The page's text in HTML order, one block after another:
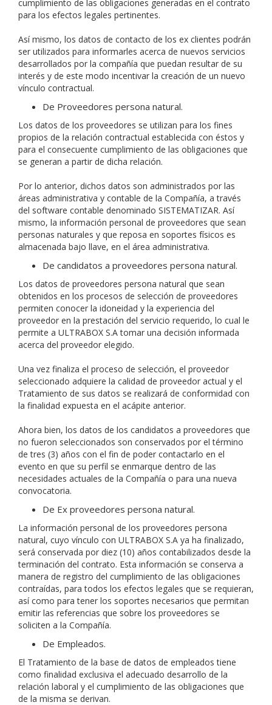
cumplimiento de las obligaciones generadas en el contrato
para los efectos legales pertinentes.
Así mismo, los datos de contacto de los ex clientes podrán
ser utilizados para informarles acerca de nuevos servicios
desarrollados por la compañía que puedan resultar de su
interés y de este modo incentivar la creación de un nuevo
vínculo contractual.
De Proveedores persona natural.
Los datos de los proveedores se utilizan para los fines
propios de la relación contractual establecida con éstos y
para el consecuente cumplimiento de las obligaciones que
se generan a partir de dicha relación.
Por lo anterior, dichos datos son administrados por las
áreas administrativa y contable de la Compañía, a través
del software contable denominado SISTEMATIZAR. Así
mismo, la información personal de proveedores que sean
personas naturales y que reposa en soportes físicos es
almacenada bajo llave, en el área administrativa.
De candidatos a proveedores persona natural.
Los datos de proveedores persona natural que sean
obtenidos en los procesos de selección de proveedores
permiten conocer la idoneidad y la experiencia del
proveedor en la prestación del servicio requerido, lo cual le
permite a ULTRABOX S.A tomar una decisión informada
acerca del proveedor elegido.
Una vez finaliza el proceso de selección, el proveedor
seleccionado adquiere la calidad de proveedor actual y el
Tratamiento de sus datos se realizará de conformidad con
la finalidad expuesta en el acápite anterior.
Ahora bien, los datos de los candidatos a proveedores que
no fueron seleccionados son conservados por el término
de tres (3) años con el fin de poder contactarlo en el
evento en que su perfil se enmarque dentro de las
necesidades actuales de la Compañía o para una nueva
convocatoria.
De Ex proveedores persona natural.
La información personal de los proveedores persona
natural, cuyo vínculo con ULTRABOX S.A ya ha finalizado,
será conservada por diez (10) años contabilizados desde la
terminación del contrato. Esta información se conserva a
manera de registro del cumplimiento de las obligaciones
contraídas, para todos los efectos legales que se requieran,
así como para tener los soportes necesarios que permitan
emitir las referencias que sobre los proveedores se
soliciten a la Compañía.
De Empleados.
El Tratamiento de la base de datos de empleados tiene
como finalidad exclusiva el adecuado desarrollo de la
relación laboral y el cumplimiento de las obligaciones que
de la misma se derivan.